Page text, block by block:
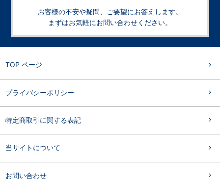
お客様の不安や疑問、ご要望にお答えします。
まずはお気軽にお問い合わせください。
TOP ページ
プライバシーポリシー
特定商取引に関する表記
当サイトについて
お問い合わせ